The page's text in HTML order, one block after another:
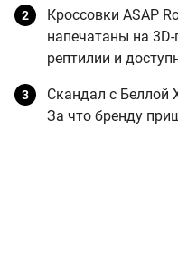
Кроссовки ASAP
напечатаны на
рептилии и
Скандал с Беллой
За что бренду